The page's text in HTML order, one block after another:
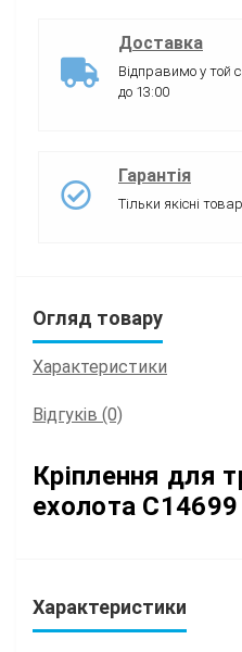
Доставка
Відправимо у той
до 13:00
Гарантія
Тільки якісні
Огляд товару
Характеристики
Відгуків (0)
Кріплення для
ехолота C14699
Характеристики